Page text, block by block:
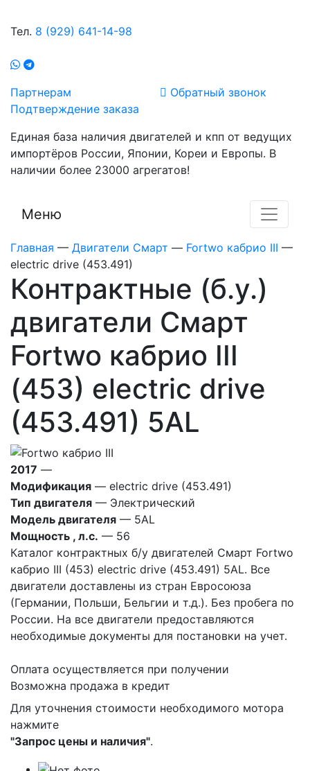
Тел. 8 (929) 641-14-98
Партнерам
Подтверждение заказа
Обратный звонок
Единая база наличия двигателей и кпп от ведущих
импортёров России, Японии, Кореи и Европы. В
наличии более 23000 агрегатов!
Меню
Главная — Двигатели Смарт — Fortwo кабрио III —
electric drive (453.491)
Контрактные (б.у.)
двигатели Смарт
Fortwo кабрио III
(453) electric drive
(453.491) 5AL
2017 —
Модификация — electric drive (453.491)
Тип двигателя — Электрический
Модель двигателя — 5AL
Мощность , л.с. — 56
Каталог контрактных б/у двигателей Смарт Fortwo
кабрио III (453) electric drive (453.491) 5AL. Все
двигатели доставлены из стран Евросоюза
(Германии, Польши, Бельгии и т.д.). Без пробега по
России. На все двигатели предоставляются
необходимые документы для постановки на учет.
Оплата осуществляется при получении
Возможна продажа в кредит
Для уточнения стоимости необходимого мотора
нажмите
"Запрос цены и наличия".